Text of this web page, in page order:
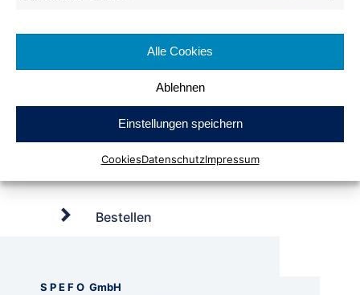
Alle Cookies
Ablehnen
Einstellungen speichern
CookiesDatenschutzImpressum
Bestellen
S P E F O GmbH